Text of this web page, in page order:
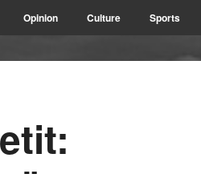
Opinion Culture Sports